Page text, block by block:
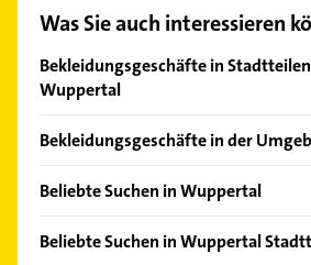
finden Sie alleKontaktdaten.
Was Sie auch interessieren
Bekleidungsgeschäfte in
Wuppertal
Cronenberg
Langerfeld
Vohwinkel
Bekleidungsgeschäfte in der
Schwelm
Wülfrath
Beliebte Suchen in Wuppertal
Putzfrau
Beliebte Suchen in Wuppertal